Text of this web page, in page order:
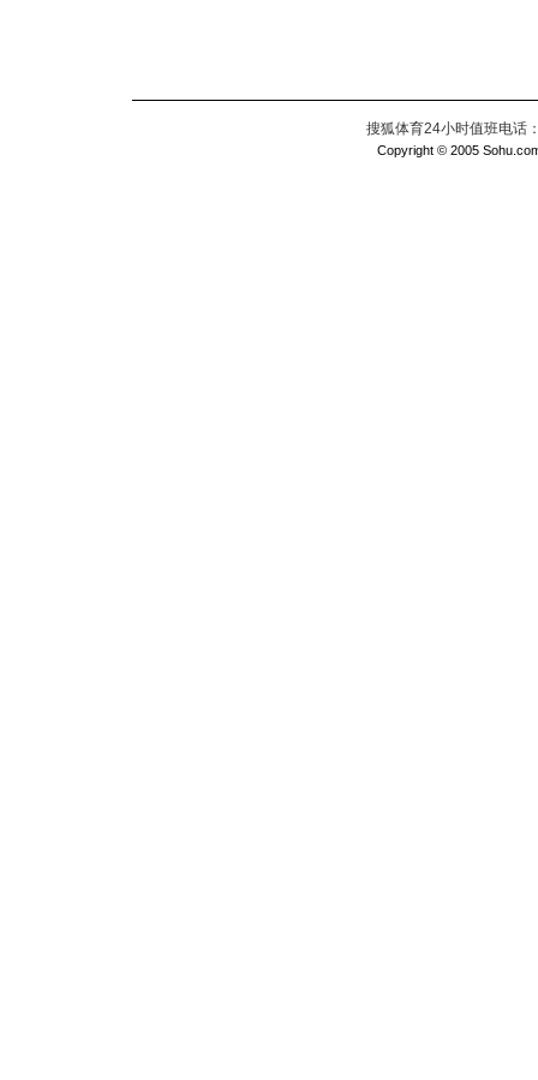
搜狐体育24小时值班电话
Copyright © 2005